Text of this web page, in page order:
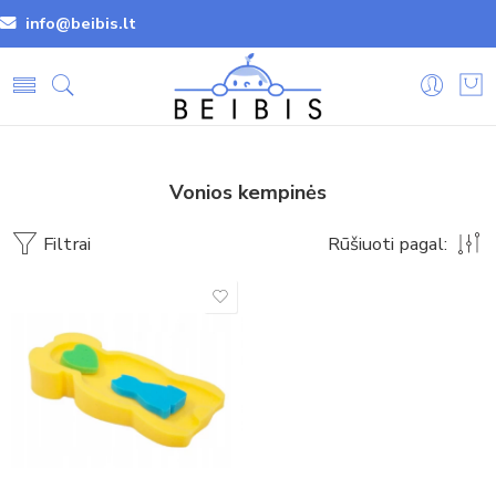
info@beibis.lt
Vonios kempinės
Filtrai Rūšiuoti pagal: